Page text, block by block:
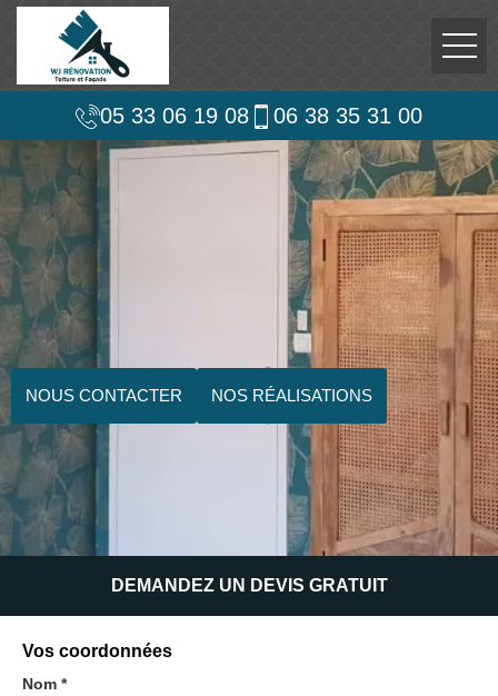
05 33 06 19 08 06 38 35 31 00
NOUS CONTACTER NOS RÉALISATIONS
DEMANDEZ UN DEVIS GRATUIT
Vos coordonnées
Nom *